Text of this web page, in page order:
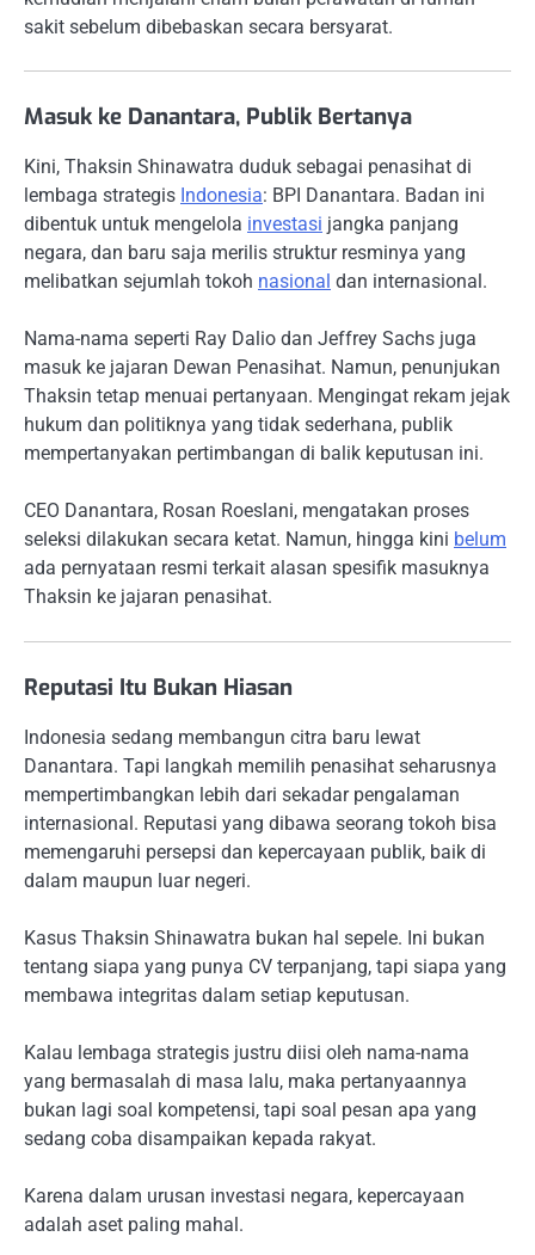
sakit sebelum dibebaskan secara bersyarat.
Masuk ke Danantara, Publik Bertanya
Kini, Thaksin Shinawatra duduk sebagai penasihat di
lembaga strategis Indonesia: BPI Danantara. Badan ini
dibentuk untuk mengelola investasi jangka panjang
negara, dan baru saja merilis struktur resminya yang
melibatkan sejumlah tokoh nasional dan internasional.
Nama-nama seperti Ray Dalio dan Jeffrey Sachs juga
masuk ke jajaran Dewan Penasihat. Namun, penunjukan
Thaksin tetap menuai pertanyaan. Mengingat rekam jejak
hukum dan politiknya yang tidak sederhana, publik
mempertanyakan pertimbangan di balik keputusan ini.
CEO Danantara, Rosan Roeslani, mengatakan proses
seleksi dilakukan secara ketat. Namun, hingga kini belum
ada pernyataan resmi terkait alasan spesifik masuknya
Thaksin ke jajaran penasihat.
Reputasi Itu Bukan Hiasan
Indonesia sedang membangun citra baru lewat
Danantara. Tapi langkah memilih penasihat seharusnya
mempertimbangkan lebih dari sekadar pengalaman
internasional. Reputasi yang dibawa seorang tokoh bisa
memengaruhi persepsi dan kepercayaan publik, baik di
dalam maupun luar negeri.
Kasus Thaksin Shinawatra bukan hal sepele. Ini bukan
tentang siapa yang punya CV terpanjang, tapi siapa yang
membawa integritas dalam setiap keputusan.
Kalau lembaga strategis justru diisi oleh nama-nama
yang bermasalah di masa lalu, maka pertanyaannya
bukan lagi soal kompetensi, tapi soal pesan apa yang
sedang coba disampaikan kepada rakyat.
Karena dalam urusan investasi negara, kepercayaan
adalah aset paling mahal.